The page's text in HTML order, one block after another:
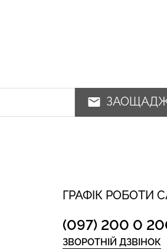
ГРАФІК РОБОТИ
(097) 200 0
ЗВОРОТНІЙ ДЗВІНОК